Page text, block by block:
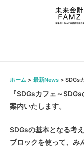
ホーム 最新News SDGs
『SDGsカフェ～
案内いたします。
SDGsの基本となる考
ブロックを使って、み